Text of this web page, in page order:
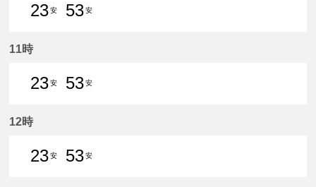
23安
53安
11時
23安
53安
12時
23安
53安